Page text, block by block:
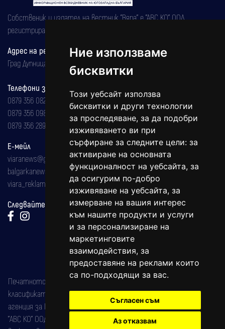
Ние използваме
бисквитки
Този уебсайт използва
бисквитки и други технологии
за проследяване, за да подобри
изживяването ви при
сърфиране за следните цели: за
активиране на основната
функционалност на уебсайта, за
да осигурим по-добро
изживяване на уебсайта, за
измерване на вашия интерес
към нашите продукти и услуги
и за персонализиране на
маркетинговите
взаимодействия, за
предоставяне на реклами които
са по-подходящи за вас.
Съгласен съм
Аз отказвам
Собственик и издател на вестник "Вяра" е "АВС КО" ООД,
регистрирана на 08.05.2002 година.
Адрес на редакцията
Град Дупница, ул.''Христо Ботев" 43
Телефони за реклама и абонаменти
0879 356 082
0879 356 098
0879 356 289
Е-мейл
viaranews@gmail.com
balgarkanews@gmail.com
viara_reklama@mail.bg
Следвайте ни:
Печатното издание на вестника е регистрирано в националния
класификатор на печатните издания (Българска национална
агенция за ISSN) под номер: ISSN 1312-4722.
"АВС КО" ООД е притежател на марката: Вяра информационен